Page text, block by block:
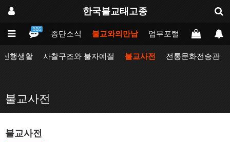
한국불교태고종
BBS
태고종 종단소식 불교와의만남 업무포털 동방불교대
신행생활 사찰구조와 불자예절 불교사전 전통문화전승관
불교사전
불교사전